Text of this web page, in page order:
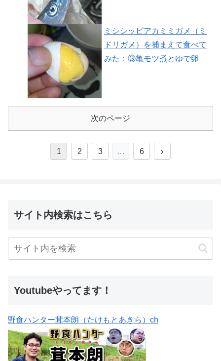
ミシシッピアカミミガメ（ミ
ドリガメ）を捕まえて食べて
みた：③亀モツ煮とゆで卵
次のページ
1 2 3 … 6
サイト内検索はこちら
Youtubeやってます！
野食ハンター茸本朗（たけもとあきら）ch